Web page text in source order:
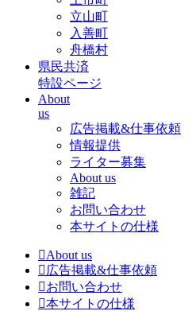
立山町
入善町
舟橋村
県民共済
特設ページ
About
us
広告掲載&仕事依頼
情報提供
ライター募集
About us
雑記
お問い合わせ
本サイトの仕様
About us
広告掲載&仕事依頼
お問い合わせ
本サイトの仕様